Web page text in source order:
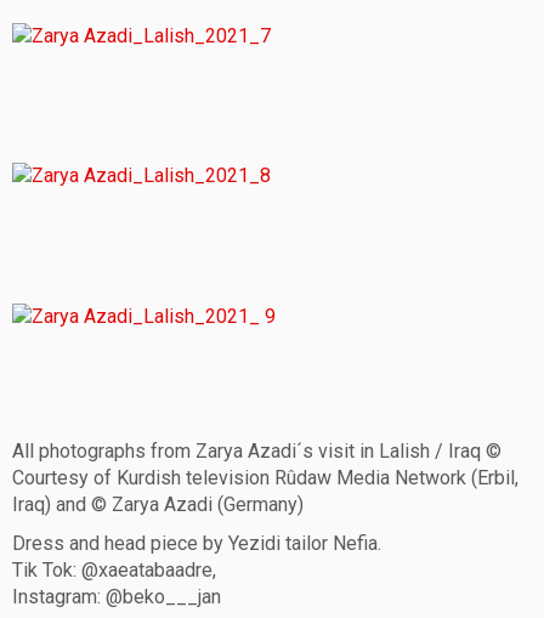
All photographs from Zarya Azadi´s visit in Lalish / Iraq ©
Courtesy of Kurdish television Rûdaw Media Network (Erbil,
Iraq) and © Zarya Azadi (Germany)
Dress and head piece by Yezidi tailor Nefia.
Tik Tok: @xaeatabaadre,
Instagram: @beko___jan